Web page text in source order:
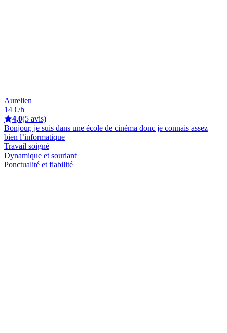
Aurelien
14 €/h
4,0(5 avis)
Bonjour, je suis dans une école de cinéma donc je connais assez
bien l’informatique
Travail soigné
Dynamique et souriant
Ponctualité et fiabilité